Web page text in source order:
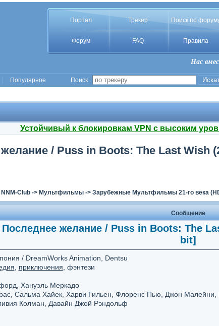
Портал Трекер Поиск по
Форум FAQ Правила
Нас
Популярное Поиск :
Устойчивый к блокировкам VPN с высоким
/ Puss in Boots: The Last Wish
Club-> Мультфильмы-> Зарубежные Мультфильмы 21-го века
Сообщение
Последнее желание / Puss in Boots: The
bit]
/ DreamWorks Animation, Dentsu
приключения , фэнтези
Хануэль Меркадо
Сальма Хайек, Харви Гильен, Флоренс Пью, Джон Малейни,
Колман, Давайн Джой Рэндольф